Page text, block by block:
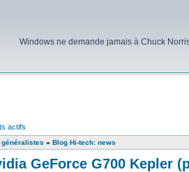
Windows ne demande jamais à Chuck
actifs
» Blog Hi-tech: news
GeForce G700 Kepler